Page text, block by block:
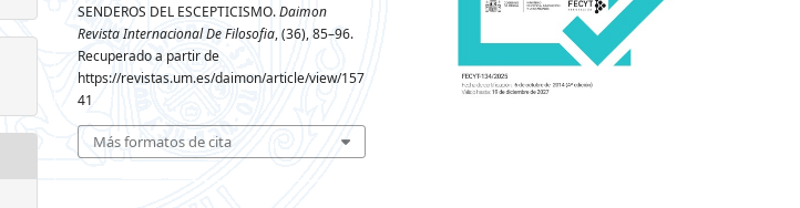
SENDEROS DEL ESCEPTICISMO.Daimon
Revista Internacional De Filosofia, (36), 85–96.
Recuperado a partir de
https://revistas.um.es/daimon/article/view/157
41
Más formatos de cita